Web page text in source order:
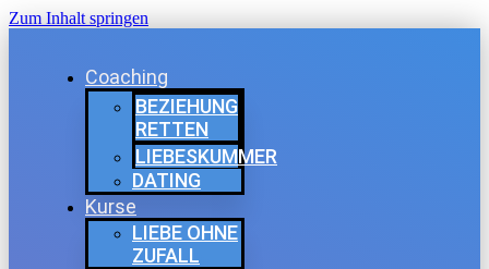
Zum Inhalt springen
Coaching
BEZIEHUNG
RETTEN
LIEBESKUMMER
DATING
Kurse
LIEBE OHNE
ZUFALL